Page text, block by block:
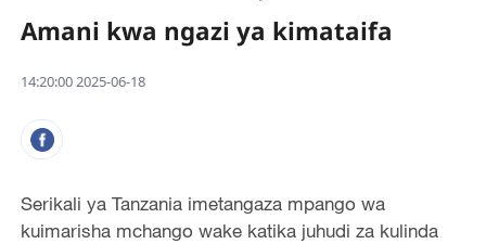
Amani kwa ngazi ya kimataifa
14:20:00 2025-06-18
Serikali ya Tanzania imetangaza mpango wa
kuimarisha mchango wake katika juhudi za kulinda